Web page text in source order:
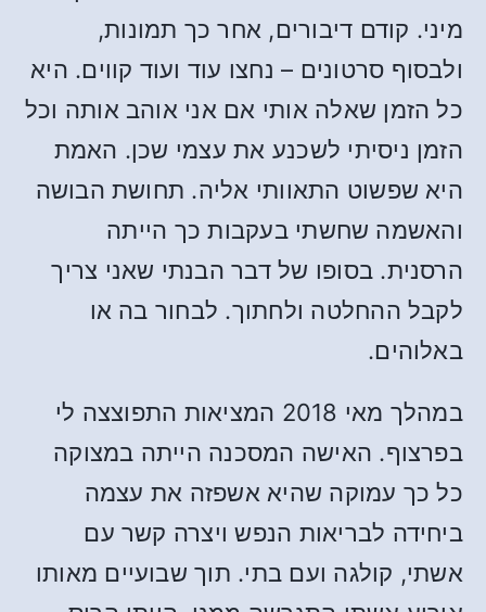
מיני. קודם דיבורים, אחר כך תמונות,
ולבסוף סרטונים – נחצו עוד ועוד קווים. היא
כל הזמן שאלה אותי אם אני אוהב אותה וכל
הזמן ניסיתי לשכנע את עצמי שכן. האמת
היא שפשוט התאוותי אליה. תחושת הבושה
והאשמה שחשתי בעקבות כך הייתה
הרסנית. בסופו של דבר הבנתי שאני צריך
לקבל ההחלטה ולחתוך. לבחור בה או
באלוהים.
במהלך מאי 2018 המציאות התפוצצה לי
בפרצוף. האישה המסכנה הייתה במצוקה
כל כך עמוקה שהיא אשפזה את עצמה
ביחידה לבריאות הנפש ויצרה קשר עם
אשתי, קולגה ועם בתי. תוך שבועיים מאותו